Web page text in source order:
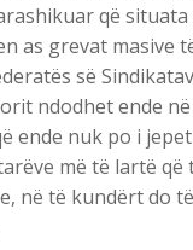
që situata
as grevat masive
së
ndodhet ende
ende nuk po i
më të lartë që
në të kundërt do